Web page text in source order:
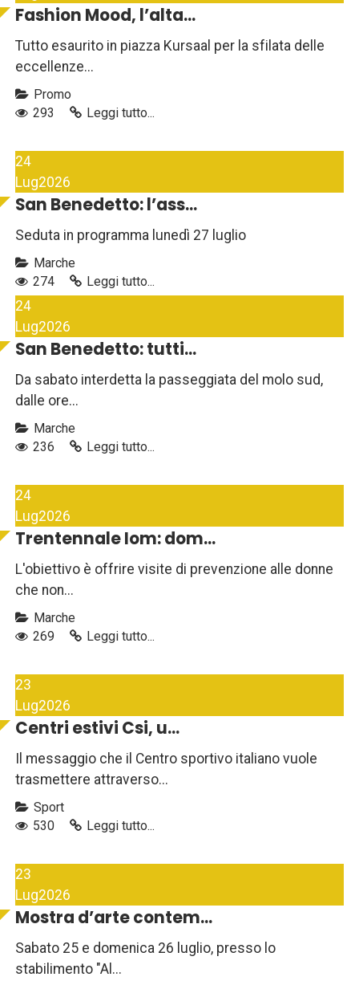
Fashion Mood, l’alta...
Tutto esaurito in piazza Kursaal per la sfilata delle
eccellenze...
Promo
293
Leggi tutto...
24
Lug2026
San Benedetto: l’ass...
Seduta in programma lunedì 27 luglio
Marche
274
Leggi tutto...
24
Lug2026
San Benedetto: tutti...
Da sabato interdetta la passeggiata del molo sud,
dalle ore...
Marche
236
Leggi tutto...
24
Lug2026
Trentennale Iom: dom...
L'obiettivo è offrire visite di prevenzione alle donne
che non...
Marche
269
Leggi tutto...
23
Lug2026
Centri estivi Csi, u...
Il messaggio che il Centro sportivo italiano vuole
trasmettere attraverso...
Sport
530
Leggi tutto...
23
Lug2026
Mostra d’arte contem...
Sabato 25 e domenica 26 luglio, presso lo
stabilimento "Al...